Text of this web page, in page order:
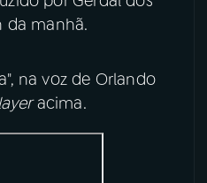
da manhã.
na voz de Orlando
acima.